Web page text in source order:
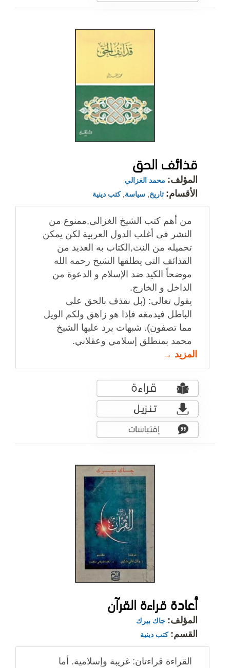
قذائف الحق
المؤلف: محمد الغزالي
الأقسام: تاريخ, سياسة,كتب دينية
من أهم كتب الشيخ الغزالى,ممنوع من
النشر فى أغلب الدول العربية لكن يمكن
تحميله من النت,الكتاب به العديد من
القذائف التى يطلقها الشيخ رحمه الله
موضحاً الكيد ضد الإسلام و الدعوة من
الداخل و الخارج.
يقول تعالى: (بل نقذف بالحق على
الباطل فيدمغه فإذا هو زاهق ولكم الويل
مما تصفون). شبهات يرد عليها الشيخ
محمد بمنطلق إسلامي وعقلاني.
المزيد →
أعادة قراءة القرآن
المؤلف: جاك بيرك
القسم: كتب دينية
القراءة قراءتان: غريبة وإسلامية. أما